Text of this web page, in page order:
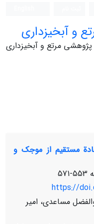
و آبخیزداری
مرتع و آبخیزداری
مستقیم از موجک و
553-571
https://
مساعدی، امیر